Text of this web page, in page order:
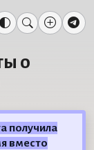
о
получила
вместо